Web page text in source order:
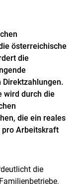
österreichische
die
wird durch die
die ein reales
pro Arbeitskraft
die